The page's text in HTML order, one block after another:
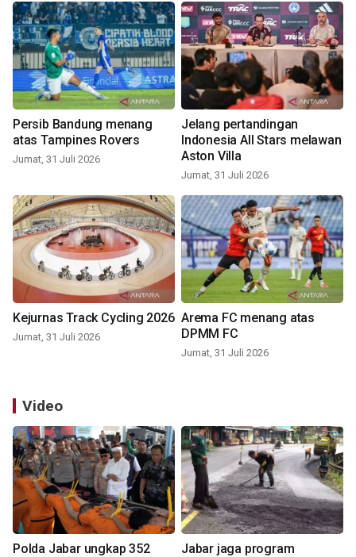
Persib Bandung menang
atas Tampines Rovers
Jumat, 31 Juli 2026
Jelang pertandingan
Indonesia All Stars melawan
Aston Villa
Jumat, 31 Juli 2026
Kejurnas Track Cycling 2026
Jumat, 31 Juli 2026
Arema FC menang atas
DPMM FC
Jumat, 31 Juli 2026
Video
Polda Jabar ungkap 352
Jabar jaga program